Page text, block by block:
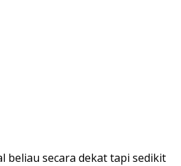
beliau secara dekat tapi sedikit